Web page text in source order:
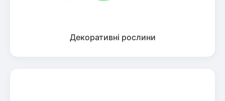
Декоративні рослини